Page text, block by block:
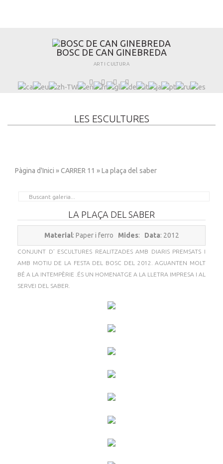
BOSC DE CAN GIN EBREDA
ART I CULTURA
LES ESCULTURES
Pàgina d'Inici »CARRER 11 » La plaça del saber
LA PLAÇA DEL SABER
Material: Paper i ferro Mides: Data: 2012
CONJUNT D’ ESCULTURES REALITZADES AMB DIARIS PREMSATS I
AMB MOTIU DE LA FESTA DEL BOSC DEL 2012. AGUANTEN MOLT
BÉ A LA INTEMPÈRIE .ÉS UN HOMENATGE A LA LLETRA IMPRESA I AL
SERVEI DEL SABER.